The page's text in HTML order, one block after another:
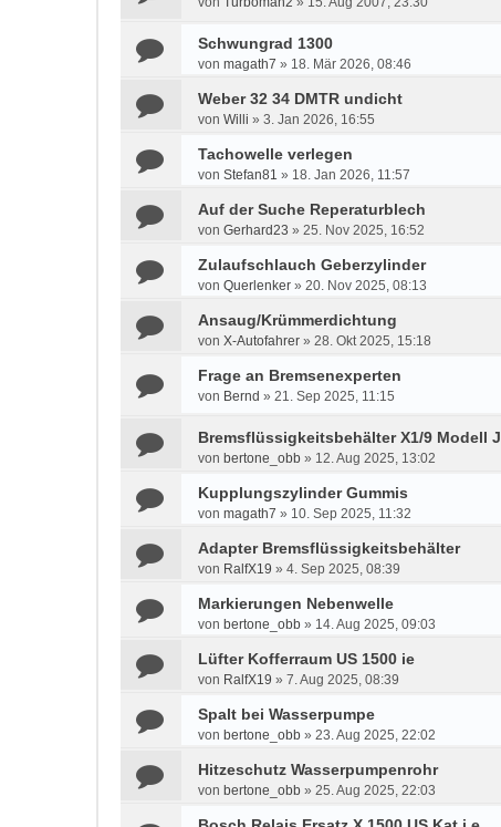
Schwungrad 1300
von magath7 » 18. Mär 2026, 08:46
Weber 32 34 DMTR undicht
von Willi » 3. Jan 2026, 16:55
Tachowelle verlegen
von Stefan81 » 18. Jan 2026, 11:57
Auf der Suche Reperaturblech
von Gerhard23 » 25. Nov 2025, 16:52
Zulaufschlauch Geberzylinder
von Querlenker » 20. Nov 2025, 08:13
Ansaug/Krümmerdichtung
von X-Autofahrer » 28. Okt 2025, 15:18
Frage an Bremsenexperten
von Bernd » 21. Sep 2025, 11:15
Bremsflüssigkeitsbehälter X1/9 Modell J
von bertone_obb » 12. Aug 2025, 13:02
Kupplungszylinder Gummis
von magath7 » 10. Sep 2025, 11:32
Adapter Bremsflüssigkeitsbehälter
von RalfX19 » 4. Sep 2025, 08:39
Markierungen Nebenwelle
von bertone_obb » 14. Aug 2025, 09:03
Lüfter Kofferraum US 1500 ie
von RalfX19 » 7. Aug 2025, 08:39
Spalt bei Wasserpumpe
von bertone_obb » 23. Aug 2025, 22:02
Hitzeschutz Wasserpumpenrohr
von bertone_obb » 25. Aug 2025, 22:03